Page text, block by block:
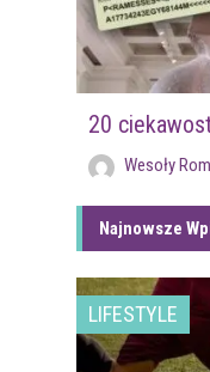
20
Wesoły
Najnowsze
LIFESTYLE